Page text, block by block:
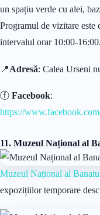
un spațiu verde cu alei,
Programul de vizitare
intervalul orar 10:00-16:00.
📍Adresă: Calea Urseni
ⓕ Facebook:
https://
11. Muzeul Național al
Muzeul Național al
expozițiilor temporare